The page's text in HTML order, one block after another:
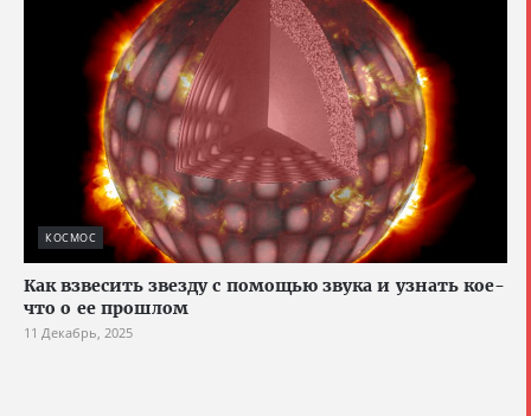
КОСМОС
Как взвесить звезду с помощью звука и узнать кое-
что о ее прошлом
11 Декабрь, 2025